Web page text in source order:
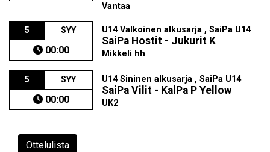
Vantaa
5 SYY
00:00
U14 Valkoinen alkusarja , SaiPa U14
SaiPa Hostit - Jukurit K
Mikkeli hh
5 SYY
00:00
U14 Sininen alkusarja , SaiPa U14
SaiPa Vilit - KalPa P Yellow
UK2
Ottelulista